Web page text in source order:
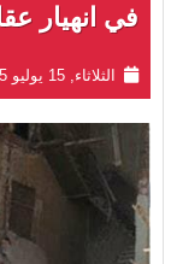
في انهيار
الثلاثاء, 15 يوليو 2025